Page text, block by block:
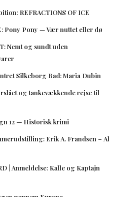
REFRACTIONS OF ICE
Pony Pony — Vær nuttet eller dø
Nemt og sundt uden
Silkeborg Bad: Maria Dubin
og tankevækkende rejse til
12 — Historisk krimi
Erik A. Frandsen – Al
| Anmeldelse: Kalle og Kaptajn